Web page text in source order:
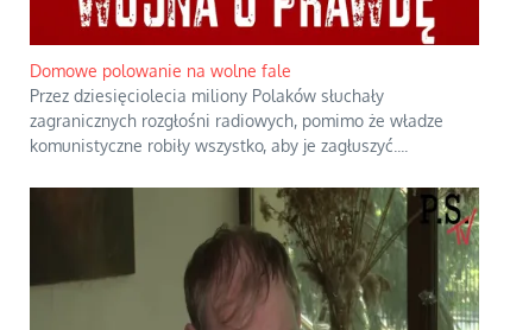
Domowe polowanie na wolne fale
Przez dziesięciolecia miliony Polaków słuchały
zagranicznych rozgłośni radiowych, pomimo że władze
komunistyczne robiły wszystko, aby je zagłuszyć.